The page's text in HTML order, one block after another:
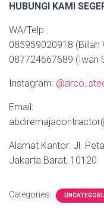
HUBUNGI KAMI
WA/Telp :
085959020918 (Billah
087724667689 (Iwan
Instagram:
Email:
Alamat Kantor: Jl.
Jakarta Barat, 10120
Categories: